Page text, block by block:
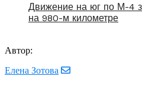
Движение на юг по М-4
на 980-м километре
Автор:
Елена Зотова